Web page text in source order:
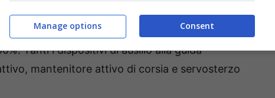
delle prove svolte è davvero notevole. Il
un telaio a longheroni e traverse, con una
Tanti i dispositivi di ausilio alla guida
mantenitore attivo di corsia e servosterzo
Consent
Manage options